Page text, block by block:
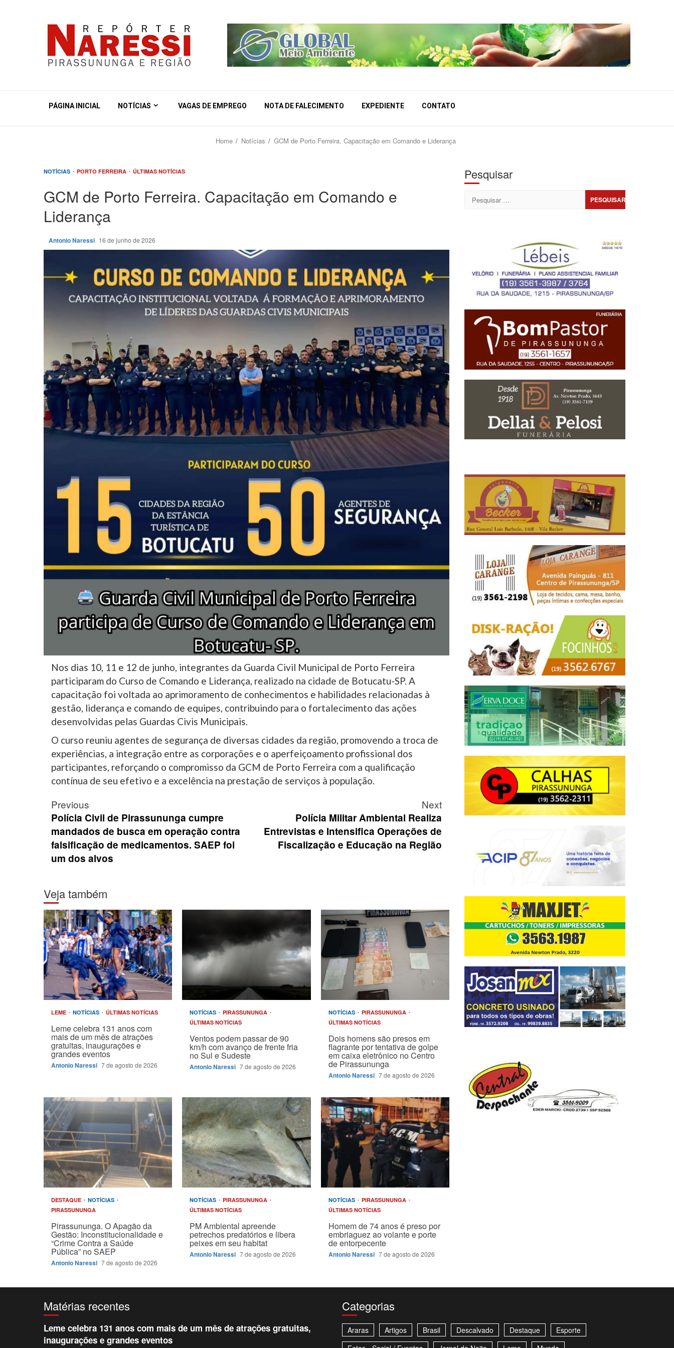
PÁGINA INICIAL NOTÍCIAS VAGAS DE EMPREGO NOTA DE FALECIMENTO EXPEDIENTE CONTATO
Home Notícias GCM de Porto Ferreira. Capacitação em Comando e Liderança
NOTÍCIAS PORTO FERREIRA ÚLTIMAS NOTÍCIAS
GCM de Porto Ferreira. Capacitação em Comando e
Liderança
Antonio Naressi 16 de junho de 2026
Nos dias 10, 11 e 12 de junho, integrantes da Guarda Civil Municipal de Porto Ferreira
participaram do Curso de Comando e Liderança, realizado na cidade de Botucatu-SP. A
capacitação foi voltada ao aprimoramento de conhecimentos e habilidades relacionadas à
gestão, liderança e comando de equipes, contribuindo para o fortalecimento das ações
desenvolvidas pelas Guardas Civis Municipais.
O curso reuniu agentes de segurança de diversas cidades da região, promovendo a troca de
experiências, a integração entre as corporações e o aperfeiçoamento profissional dos
participantes, reforçando o compromisso da GCM de Porto Ferreira com a qualificação
contínua de seu efetivo e a excelência na prestação de serviços à população.
Post
navigation
Previous
Polícia Civil de Pirassununga cumpre
mandados de busca em operação contra
falsificação de medicamentos. SAEP foi
um dos alvos
Next
Polícia Militar Ambiental Realiza
Entrevistas e Intensifica Operações de
Fiscalização e Educação na Região
Veja também
LEME NOTÍCIAS ÚLTIMAS NOTÍCIAS
Leme celebra 131 anos com
mais de um mês de atrações
gratuitas, inaugurações e
grandes eventos
Antonio Naressi 7 de agosto de 2026
NOTÍCIAS
PIRASSUNUNGA
ÚLTIMAS NOTÍCIAS
Ventos podem passar de 90
km/h com avanço de frente fria
no Sul e Sudeste
Antonio Naressi 7 de agosto de 2026
NOTÍCIAS
PIRASSUNUNGA
ÚLTIMAS NOTÍCIAS
Dois homens são presos em
flagrante por tentativa de golpe
em caixa eletrônico no Centro
de Pirassununga
Antonio Naressi 7 de agosto de 2026
DESTAQUE
NOTÍCIAS
PIRASSUNUNGA
Pirassununga. O Apagão da
Gestão: Inconstitucionalidade e
“Crime Contra a Saúde
Pública” no SAEP
Antonio Naressi 7 de agosto de 2026
NOTÍCIAS
PIRASSUNUNGA
ÚLTIMAS NOTÍCIAS
PM Ambiental apreende
petrechos predatórios e libera
peixes em seu habitat
Antonio Naressi 7 de agosto de 2026
NOTÍCIAS
PIRASSUNUNGA
ÚLTIMAS NOTÍCIAS
Homem de 74 anos é preso por
embriaguez ao volante e porte
de entorpecente
Antonio Naressi 7 de agosto de 2026
Pesquisar
Pesquisar
Matérias recentes
Leme celebra 131 anos com mais de um mês de atrações gratuitas,
inaugurações e grandes eventos
Categorias
Araras Artigos Brasil Descalvado Destaque
Esporte